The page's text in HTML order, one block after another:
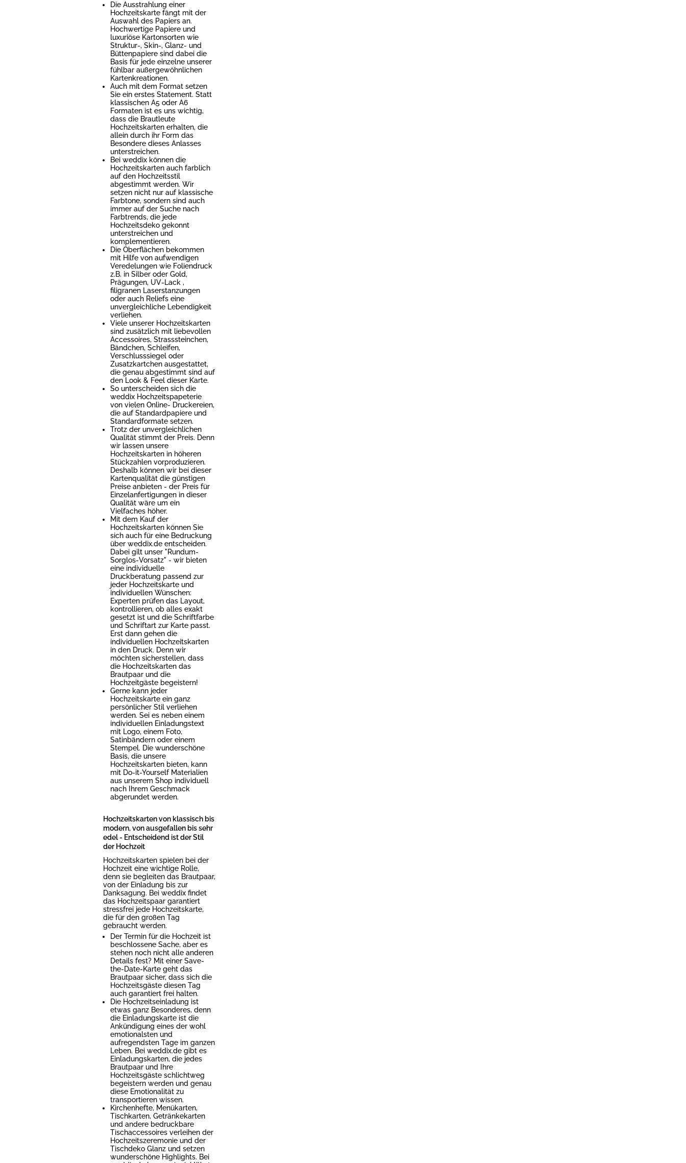
Die Ausstrahlung einer
Hochzeitskarte fängt mit der
Auswahl des Papiers an.
Hochwertige Papiere und
luxuriöse Kartonsorten wie
Struktur-, Skin-, Glanz- und
Büttenpapiere sind dabei die
Basis für jede einzelne unserer
fühlbar außergewöhnlichen
Kartenkreationen.
Auch mit dem Format setzen
Sie ein erstes Statement. Statt
klassischen A5 oder A6
Formaten ist es uns wichtig,
dass die Brautleute
Hochzeitskarten erhalten, die
allein durch ihr Form das
Besondere dieses Anlasses
unterstreichen.
Bei weddix können die
Hochzeitskarten auch farblich
auf den Hochzeitsstil
abgestimmt werden. Wir
setzen nicht nur auf klassische
Farbtone, sondern sind auch
immer auf der Suche nach
Farbtrends, die jede
Hochzeitsdeko gekonnt
unterstreichen und
komplementieren.
Die Oberflächen bekommen
mit Hilfe von aufwendigen
Veredelungen wie Foliendruck
z.B. in Silber oder Gold,
Prägungen, UV-Lack ,
filigranen Laserstanzungen
oder auch Reliefs eine
unvergleichliche Lebendigkeit
verliehen.
Viele unserer Hochzeitskarten
sind zusätzlich mit liebevollen
Accessoires, Strasssteinchen,
Bändchen, Schleifen,
Verschlusssiegel oder
Zusatzkartchen ausgestattet,
die genau abgestimmt sind auf
den Look & Feel dieser Karte.
So unterscheiden sich die
weddix Hochzeitspapeterie
von vielen Online- Druckereien,
die auf Standardpapiere und
Standardformate setzen.
Trotz der unvergleichlichen
Qualität stimmt der Preis. Denn
wir lassen unsere
Hochzeitskarten in höheren
Stückzahlen vorproduzieren.
Deshalb können wir bei dieser
Kartenqualität die günstigen
Preise anbieten - der Preis für
Einzelanfertigungen in dieser
Qualität wäre um ein
Vielfaches höher.
Mit dem Kauf der
Hochzeitskarten können Sie
sich auch für eine Bedruckung
über weddix.de entscheiden.
Dabei gilt unser "Rundum-
Sorglos-Vorsatz" - wir bieten
eine individuelle
Druckberatung passend zur
jeder Hochzeitskarte und
individuellen Wünschen:
Experten prüfen das Layout,
kontrollieren, ob alles exakt
gesetzt ist und die Schriftfarbe
und Schriftart zur Karte passt.
Erst dann gehen die
individuellen Hochzeitskarten
in den Druck. Denn wir
möchten sicherstellen, dass
die Hochzeitskarten das
Brautpaar und die
Hochzeitgäste begeistern!
Gerne kann jeder
Hochzeitskarte ein ganz
persönlicher Stil verliehen
werden. Sei es neben einem
individuellen Einladungstext
mit Logo, einem Foto,
Satinbändern oder einem
Stempel. Die wunderschöne
Basis, die unsere
Hochzeitskarten bieten, kann
mit Do-it-Yourself Materialien
aus unserem Shop individuell
nach Ihrem Geschmack
abgerundet werden.
Hochzeitskarten von klassisch bis
modern, von ausgefallen bis sehr
edel - Entscheidend ist der Stil
der Hochzeit
Hochzeitskarten spielen bei der
Hochzeit eine wichtige Rolle,
denn sie begleiten das Brautpaar,
von der Einladung bis zur
Danksagung. Bei weddix findet
das Hochzeitspaar garantiert
stressfrei jede Hochzeitskarte,
die für den großen Tag
gebraucht werden.
Der Termin für die Hochzeit ist
beschlossene Sache, aber es
stehen noch nicht alle anderen
Details fest? Mit einer Save-
the-Date-Karte geht das
Brautpaar sicher, dass sich die
Hochzeitsgäste diesen Tag
auch garantiert frei halten.
Die Hochzeitseinladung ist
etwas ganz Besonderes, denn
die Einladungskarte ist die
Ankündigung eines der wohl
emotionalsten und
aufregendsten Tage im ganzen
Leben. Bei weddix.de gibt es
Einladungskarten, die jedes
Brautpaar und Ihre
Hochzeitsgäste schlichtweg
begeistern werden und genau
diese Emotionalität zu
transportieren wissen.
Kirchenhefte, Menükarten,
Tischkarten, Getränkekarten
und andere bedruckbare
Tischaccessoires verleihen der
Hochzeitszeremonie und der
Tischdeko Glanz und setzen
wunderschöne Highlights. Bei